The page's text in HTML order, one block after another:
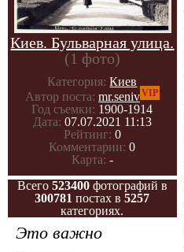
Киев. Бульварная улица.
(1 фото)
Категория: Киев
Автор поста: mr.senivVIP
Год съемки: 1900-1914
Дата: 07.07.2021 11:13
Рейтинг: 0
Комментарии: 0
Карта: -
Всего 523400 фотографий в
300781 постах в5257
категориях.
Это важно